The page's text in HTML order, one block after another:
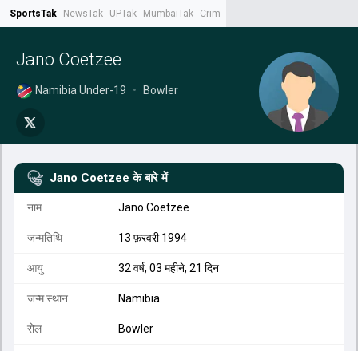
SportsTak NewsTak UPTak MumbaiTak CrimeTak
Jano Coetzee
Namibia Under-19 • Bowler
Jano Coetzee के बारे में
नाम Jano Coetzee
जन्मतिथि 13 फ़रवरी 1994
आयु 32 वर्ष, 03 महीने, 21 दिन
जन्म स्थान Namibia
रोल Bowler